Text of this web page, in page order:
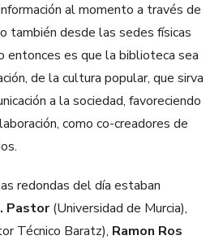
al momento a través de
también desde las sedes físicas
entonces es que la biblioteca sea
de la cultura popular, que sirva
a la sociedad, favoreciendo
como co-creadores de
redondas del día estaban
Pastor(Universidad de Murcia),
Técnico Baratz), Ramon Ros